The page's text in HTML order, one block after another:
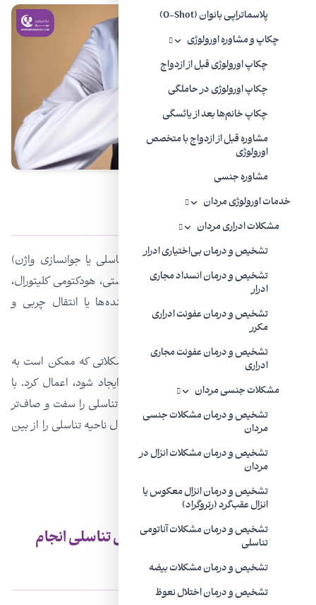
پلاسماتراپی بانوان (O-Shot)
چکاپ و مشاوره اورولوژی
چکاپ اورولوژی قبل از ازدواج
چکاپ اورولوژی در حاملگی
چکاپ خانم‌ها بعد از یائسگی
مشاوره قبل از ازدواج با متخصص
اورولوژی
مشاوره جنسی
خدمات اورولوژی مردان
مشکلات ادراری مردان
تشخیص و درمان بی‌اختیاری ادرار
تشخیص و درمان انسداد مجاری
ادرار
تشخیص و درمان عفونت ادراری
مکرر
تشخیص و درمان عفونت مجاری
ادراری
مشکلات جنسی مردان
تشخیص و درمان مشکلات جنسی
مردان
تشخیص و درمان مشکلات انزال در
مردان
تشخیص و درمان انزال معکوس یا
انزال عقب‌گرد (رتروگراد)
تشخیص و درمان مشکلات آناتومی
تناسلی
تشخیص و درمان مشکلات بیضه
تشخیص و درمان اختلال نعوظ
زنان و گایناکولوژی زیبایی
زنان و گایناکولوژی زیبایی (زیبایی ناحیه تناسلی یا جوانسازی واژن)
شامل چندین روش مختلف از جمله لابیاپلاستی، هودکتومی کلیتورال،
لیفت لابیا ماژور، تقویت لابیا ماژور با پرکننده‌ها یا انتقال چربی و
واژینوپلاستی است.
زیبایی اندام تناسلی را می‌شود به دلیل مشکلاتی که ممکن است به
دلیل زایمان یا رابطه جنسی طولانی مدت ایجاد شود، اعمال کرد. با
استفاده از چنین روش‌هایی می‌توان ناحیه تناسلی را سفت و صاف‌تر
کرد. امروزه با کمک این روش‌های درمانی زوال ناحیه تناسلی را از بین
چه کسانی باید جراحی‌های زیبایی تناسلی انجام